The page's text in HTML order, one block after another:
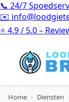
📞 24/7
✉️
⭐ 4.9 / 5.0 –
Home › Diensten